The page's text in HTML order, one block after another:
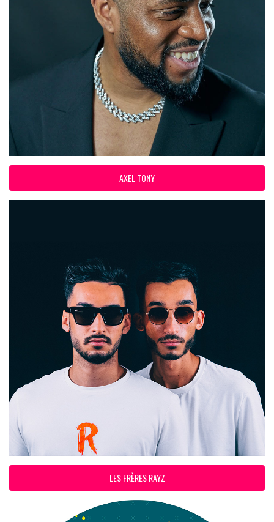
AXEL TONY
LES FRÈRES RAYZ